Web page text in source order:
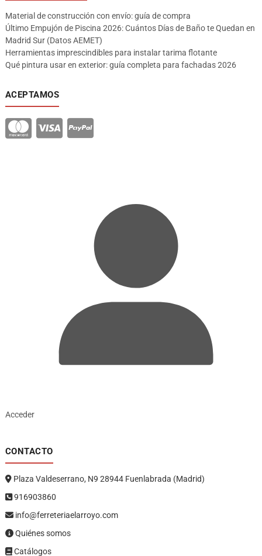
Material de construcción con envío: guía de compra
Último Empujón de Piscina 2026: Cuántos Días de Baño te Quedan en
Madrid Sur (Datos AEMET)
Herramientas imprescindibles para instalar tarima flotante
Qué pintura usar en exterior: guía completa para fachadas 2026
ACEPTAMOS
Acceder
CONTACTO
Plaza Valdeserrano, N9 28944 Fuenlabrada (Madrid)
916903860
info@ferreteriaelarroyo.com
Quiénes somos
Catálogos